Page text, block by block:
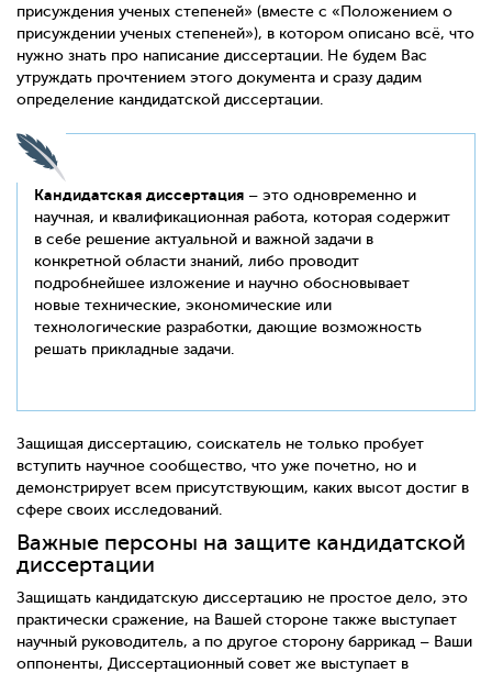
присуждения ученых степеней» (вместе с «Положением о
присуждении ученых степеней»), в котором описано всё, что
нужно знать про написание диссертации. Не будем Вас
утруждать прочтением этого документа и сразу дадим
определение кандидатской диссертации.
Кандидатская диссертация – это одновременно и
научная, и квалификационная работа, которая содержит
в себе решение актуальной и важной задачи в
конкретной области знаний, либо проводит
подробнейшее изложение и научно обосновывает
новые технические, экономические или
технологические разработки, дающие возможность
решать прикладные задачи.
Защищая диссертацию, соискатель не только пробует
вступить научное сообщество, что уже почетно, но и
демонстрирует всем присутствующим, каких высот достиг в
сфере своих исследований.
Важные персоны на защите кандидатской
диссертации
Защищать кандидатскую диссертацию не простое дело, это
практически сражение, на Вашей стороне также выступает
научный руководитель, а по другое сторону баррикад – Ваши
оппоненты, Диссертационный совет же выступает в